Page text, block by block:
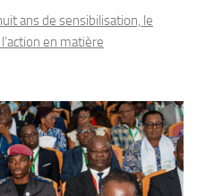
ans de sensibilisation, le
en matière